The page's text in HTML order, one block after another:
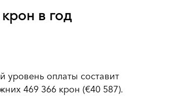
в год
оплаты составит
469 366 крон (€40 587).